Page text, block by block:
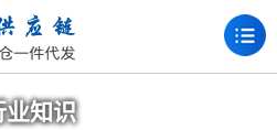
业知识